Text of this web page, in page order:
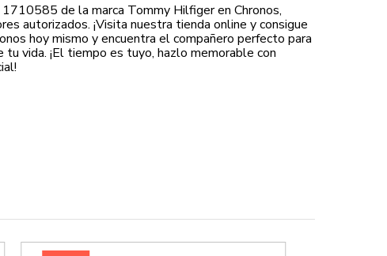
de la marca Tommy Hilfiger en Chronos,
autorizados. ¡Visita nuestra tienda online y consigue
hoy mismo y encuentra el compañero perfecto para
tu vida. ¡El tiempo es tuyo, hazlo memorable con